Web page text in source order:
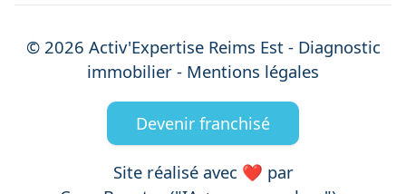
© 2026 Activ'Expertise Reims Est- Diagnostic
immobilier - Mentions légales
Devenir franchisé
Site réalisé avec ❤️ par